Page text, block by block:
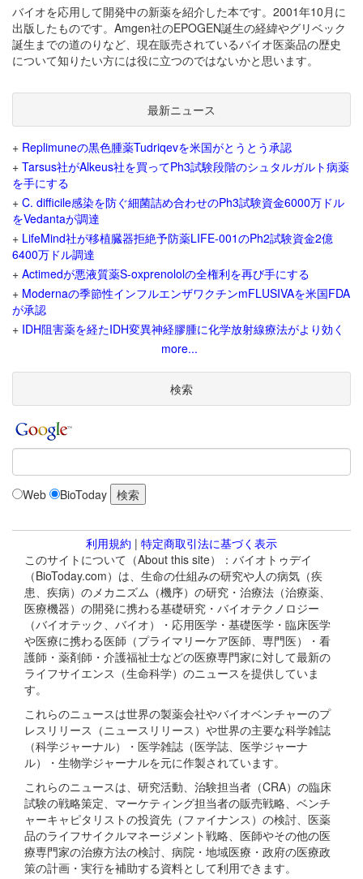
バイオを応用して開発中の新薬を紹介した本です。2001年10月に
出版したものです。Amgen社のEPOGEN誕生の経緯やグリベック
誕生までの道のりなど、現在販売されているバイオ医薬品の歴史
について知りたい方には役に立つのではないかと思います。
最新ニュース
+ Replimuneの黒色腫薬Tudriqevを米国がとうとう承認
+ Tarsus社がAlkeus社を買ってPh3試験段階のシュタルガルト病薬
を手にする
+ C. difficile感染を防ぐ細菌詰め合わせのPh3試験資金6000万ドル
をVedantaが調達
+ LifeMind社が移植臓器拒絶予防薬LIFE-001のPh2試験資金2億
6400万ドル調達
+ Actimedが悪液質薬S-oxprenololの全権利を再び手にする
+ Modernaの季節性インフルエンザワクチンmFLUSIVAを米国FDA
が承認
+ IDH阻害薬を経たIDH変異神経膠腫に化学放射線療法がより効く
more...
検索
Web BioToday
利用規約 | 特定商取引法に基づく表示
このサイトについて（About this site）：バイオトゥデイ
（BioToday.com）は、生命の仕組みの研究や人の病気（疾
患、疾病）のメカニズム（機序）の研究・治療法（治療薬、
医療機器）の開発に携わる基礎研究・バイオテクノロジー
（バイオテック、バイオ）・応用医学・基礎医学・臨床医学
や医療に携わる医師（プライマリーケア医師、専門医）・看
護師・薬剤師・介護福祉士などの医療専門家に対して最新の
ライフサイエンス（生命科学）のニュースを提供していま
す。
これらのニュースは世界の製薬会社やバイオベンチャーのプ
レスリリース（ニュースリリース）や世界の主要な科学雑誌
（科学ジャーナル）・医学雑誌（医学誌、医学ジャーナ
ル）・生物学ジャーナルを元に作製されています。
これらのニュースは、研究活動、治験担当者（CRA）の臨床
試験の戦略策定、マーケティング担当者の販売戦略、ベンチ
ャーキャピタリストの投資先（ファイナンス）の検討、医薬
品のライフサイクルマネージメント戦略、医師やその他の医
療専門家の治療方法の検討、病院・地域医療・政府の医療政
策の計画・実行を補助する資料として利用できます。